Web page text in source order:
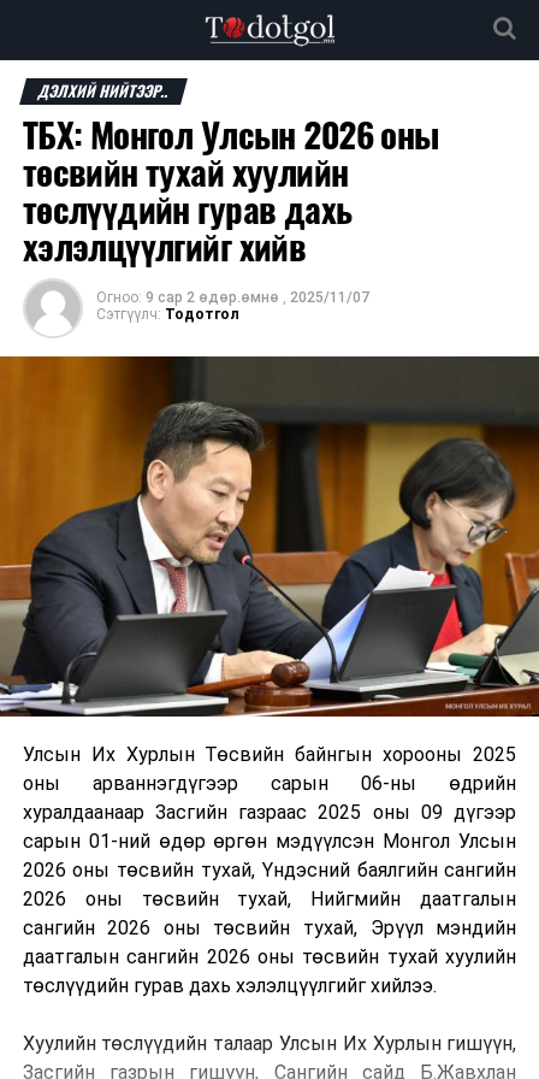
ДЭЛХИЙ НИЙТЭЭР..
ТБХ: Монгол Улсын 2026 оны
төсвийн тухай хуулийн
төслүүдийн гурав дахь
хэлэлцүүлгийг хийв
Огноо: 9 сар 2 өдөр.өмнө , 2025/11/07
Сэтгүүлч: Тодотгол
Улсын Их Хурлын Төсвийн байнгын хорооны 2025
оны арваннэгдүгээр сарын 06-ны өдрийн
хуралдаанаар Засгийн газраас 2025 оны 09 дүгээр
сарын 01-ний өдөр өргөн мэдүүлсэн Монгол Улсын
2026 оны төсвийн тухай, Үндэсний баялгийн сангийн
2026 оны төсвийн тухай, Нийгмийн даатгалын
сангийн 2026 оны төсвийн тухай, Эрүүл мэндийн
даатгалын сангийн 2026 оны төсвийн тухай хуулийн
төслүүдийн гурав дахь хэлэлцүүлгийг хийлээ.
Хуулийн төслүүдийн талаар Улсын Их Хурлын гишүүн,
Засгийн газрын гишүүн, Сангийн сайд Б.Жавхлан